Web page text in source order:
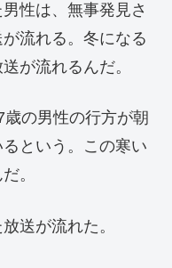
性は、無事発見さ
流れる。冬になる
が流れるんだ。
の男性の行方が朝
という。この寒い
。
送が流れた。